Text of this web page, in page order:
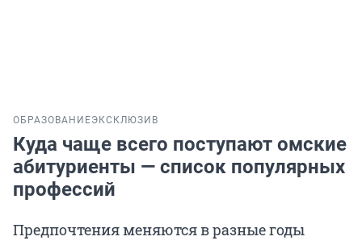
ОБРАЗОВАНИЕЭКСКЛЮЗИВ
Куда чаще всего поступают омские
абитуриенты — список популярных
профессий
Предпочтения меняются в разные годы